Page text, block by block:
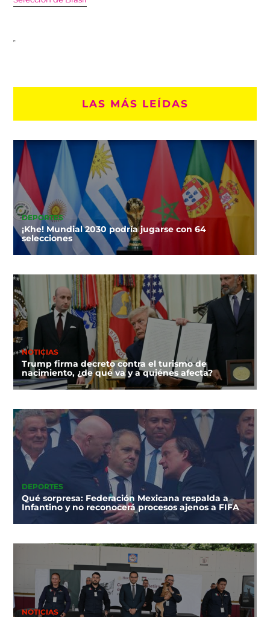
LAS MÁS LEÍDAS
DEPORTES
¡Khe! Mundial 2030 podría jugarse con 64
selecciones
NOTICIAS
Trump firma decreto contra el turismo de
nacimiento, ¿de qué va y a quiénes afecta?
DEPORTES
Qué sorpresa: Federación Mexicana respalda a
Infantino y no reconocerá procesos ajenos a FIFA
NOTICIAS